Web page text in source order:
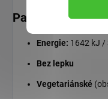
Parametry
Energie: 1642 kJ /
Bez lepku
Vegetariánské